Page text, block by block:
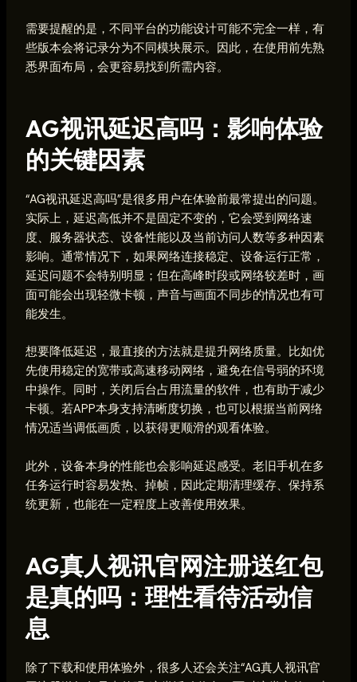
需要提醒的是，不同平台的功能设计可能不完全一样，有
些版本会将记录分为不同模块展示。因此，在使用前先熟
悉界面布局，会更容易找到所需内容。
AG视讯延迟高吗：影响体验
的关键因素
“AG视讯延迟高吗”是很多用户在体验前最常提出的问题。
实际上，延迟高低并不是固定不变的，它会受到网络速
度、服务器状态、设备性能以及当前访问人数等多种因素
影响。通常情况下，如果网络连接稳定、设备运行正常，
延迟问题不会特别明显；但在高峰时段或网络较差时，画
面可能会出现轻微卡顿，声音与画面不同步的情况也有可
能发生。
想要降低延迟，最直接的方法就是提升网络质量。比如优
先使用稳定的宽带或高速移动网络，避免在信号弱的环境
中操作。同时，关闭后台占用流量的软件，也有助于减少
卡顿。若APP本身支持清晰度切换，也可以根据当前网络
情况适当调低画质，以获得更顺滑的观看体验。
此外，设备本身的性能也会影响延迟感受。老旧手机在多
任务运行时容易发热、掉帧，因此定期清理缓存、保持系
统更新，也能在一定程度上改善使用效果。
AG真人视讯官网注册送红包
是真的吗：理性看待活动信
息
除了下载和使用体验外，很多人还会关注“AG真人视讯官